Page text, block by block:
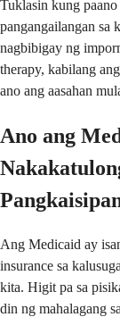
Tuklasin kung
pangangailangan sa
nagbibigay ng
therapy, kabilang
ano ang aasahan
Ano ang
Ang Medicaid ay
insurance sa
kita. Higit pa sa
din ng mahalagang